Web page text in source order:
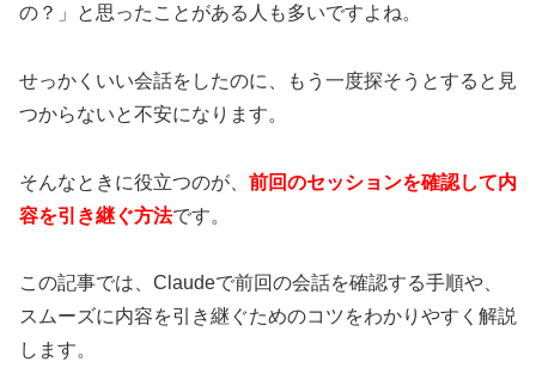
の？」と思ったことがある人も多いですよね。
せっかくいい会話をしたのに、もう一度探そうとすると見
つからないと不安になります。
そんなときに役立つのが、 前回のセッションを確認して内
容を引き継ぐ方法です。
この記事では、Claudeで前回の会話を確認する手順や、
スムーズに内容を引き継ぐためのコツをわかりやすく解説
します。